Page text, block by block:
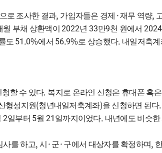
로 조사한 결과, 가입자들은 경제 ·재무 역량,
월 부채 상환액이2022년 33만9천 원에서2024
도 51.0%에서 56.9% 로 상승했다. 내일저축
할 수 있다. 복지로 온라인 신청은 휴대폰 혹
형성지원(청년내일저축계좌)을 신청하면 된다.
2일부터 5월 21 일까지이었다. 내년에도 비슷한
사를 하고, 시 · 군· 구에서 대상자를 확정하며,